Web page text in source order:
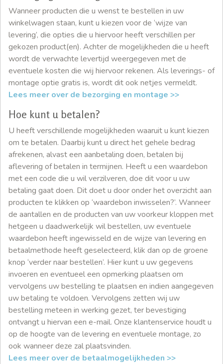
Wanneer producten die u wenst te bestellen in uw
winkelwagen staan, kunt u kiezen voor de ‘wijze van
levering’, die opties die u hiervoor heeft verschillen per
gekozen product(en). Achter de mogelijkheden die u heeft
wordt de verwachte levertijd weergegeven met de
eventuele kosten die wij hiervoor rekenen. Als leverings- of
montage optie gratis is, wordt dit ook netjes vermeldt.
Lees meer over de bezorging en montage >>
Hoe kunt u betalen?
U heeft verschillende mogelijkheden waaruit u kunt kiezen
om te betalen. Daarbij kunt u direct het gehele bedrag
afrekenen, alvast een aanbetaling doen, betalen bij
aflevering of betalen in termijnen. Heeft u een waardebon
met een code die u wil verzilveren, doe dit voor u uw
betaling gaat doen. Dit doet u door onder het overzicht aan
producten te klikken op ‘waardebon inwisselen?’. Wanneer
de aantallen en de producten van uw voorkeur kloppen met
hetgeen u daadwerkelijk wil bestellen, uw eventuele
waardebon heeft ingewisseld en de wijze van levering en
betaalmethode heeft geselecteerd, klik dan op de groene
knop ‘verder naar bestellen’. Hier kunt u uw gegevens
invoeren en eventueel een opmerking plaatsen om
vervolgens uw bestelling te plaatsen en indien aangegeven
uw betaling te voldoen. Vervolgens zetten wij uw
bestelling meteen in werking gezet, ter bevestiging
ontvangt u hiervan een e-mail. Onze klantenservice houdt u
op de hoogte van de levering en eventuele montage, zo
ook wanneer deze zal plaatsvinden.
Lees meer over de betaalmogelijkheden >>